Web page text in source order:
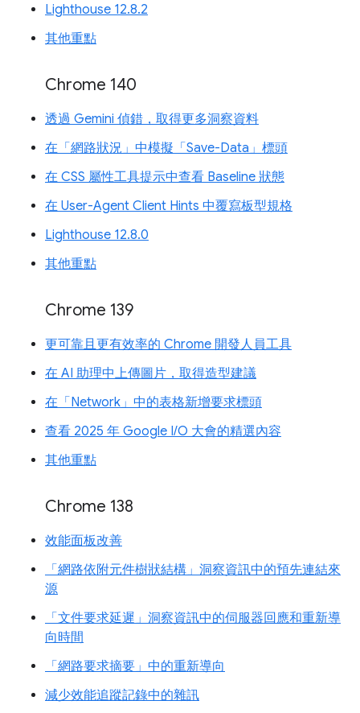
Lighthouse 12.8.2
其他重點
Chrome 140
透過 Gemini 偵錯，取得更多洞察資料
在「網路狀況」中模擬「Save-Data」標頭
在 CSS 屬性工具提示中查看 Baseline 狀態
在 User-Agent Client Hints 中覆寫板型規格
Lighthouse 12.8.0
其他重點
Chrome 139
更可靠且更有效率的 Chrome 開發人員工具
在 AI 助理中上傳圖片，取得造型建議
在「Network」中的表格新增要求標頭
查看 2025 年 Google I/O 大會的精選內容
其他重點
Chrome 138
效能面板改善
「網路依附元件樹狀結構」洞察資訊中的預先連結來
源
「文件要求延遲」洞察資訊中的伺服器回應和重新導
向時間
「網路要求摘要」中的重新導向
減少效能追蹤記錄中的雜訊